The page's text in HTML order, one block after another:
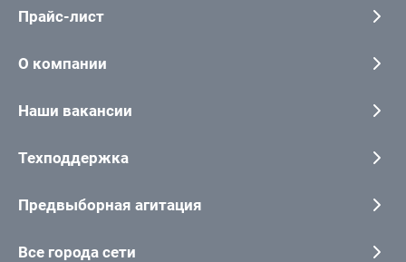
Прайс-лист
О компании
Наши вакансии
Техподдержка
Предвыборная агитация
Все города сети